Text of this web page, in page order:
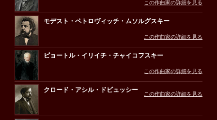
この作曲家の詳細を見る
モデスト・ペトロヴィッチ・ムソルグスキー
この作曲家の詳細を見る
ピョートル・イリイチ・チャイコフスキー
この作曲家の詳細を見る
クロード・アシル・ドビュッシー
この作曲家の詳細を見る